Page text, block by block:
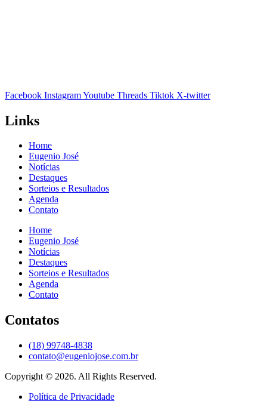
Facebook InstagramYoutube Threads Tiktok X-twitter
Links
Home
Eugenio José
Notícias
Destaques
Sorteios e Resultados
Agenda
Contato
Home
Eugenio José
Notícias
Destaques
Sorteios e Resultados
Agenda
Contato
Contatos
(18) 99748-4838
contato@eugeniojose.com.br
Copyright © 2026. All Rights Reserved.​
Política de Privacidade